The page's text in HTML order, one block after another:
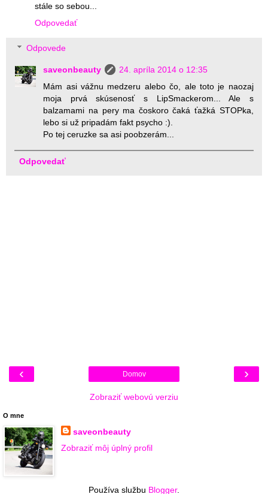
stále so sebou...
Odpovedať
Odpovede
saveonbeauty
24. apríla 2014 o 12:35
Mám asi vážnu medzeru alebo čo, ale toto je naozaj
moja prvá skúsenosť s LipSmackerom... Ale s
balzamami na pery ma čoskoro čaká ťažká STOPka,
lebo si už pripadám fakt psycho :).
Po tej ceruzke sa asi poobzerám...
Odpovedať
‹ ›
Domov
Zobraziť webovú verziu
O mne
saveonbeauty
Zobraziť môj úplný profil
Používa službu Blogger.